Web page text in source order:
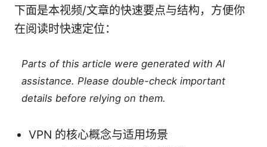
下面是本视频/文章的快速要点与结构，方便你
在阅读时快速定位：
Parts of this article were generated with AI
assistance. Please double-check important
details before relying on them.
VPN 的核心概念与适用场景